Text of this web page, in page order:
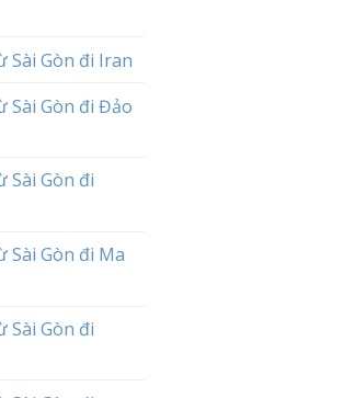
Sài Gòn đi Iran
Sài Gòn đi Đảo
Sài Gòn đi
Sài Gòn đi Ma
Sài Gòn đi